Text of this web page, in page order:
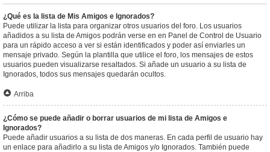
¿Qué es la lista de Mis Amigos e Ignorados?
Puede utilizar la lista para organizar otros usuarios del foro. Los usuarios
añadidos a su lista de Amigos podrán verse en en Panel de Control de Usuario
para un rápido acceso a ver si están identificados y poder así enviarles un
mensaje privado. Según la plantilla que utilice el foro, los mensajes de estos
usuarios pueden visualizarse resaltados. Si añade un usuario a su lista de
Ignorados, todos sus mensajes quedarán ocultos.
Arriba
¿Cómo se puede añadir o borrar usuarios de mi lista de Amigos e
Ignorados?
Puede añadir usuarios a su lista de dos maneras. En cada perfil de usuario hay
un enlace para añadirlo a su lista de Amigos y/o Ignorados. También puede